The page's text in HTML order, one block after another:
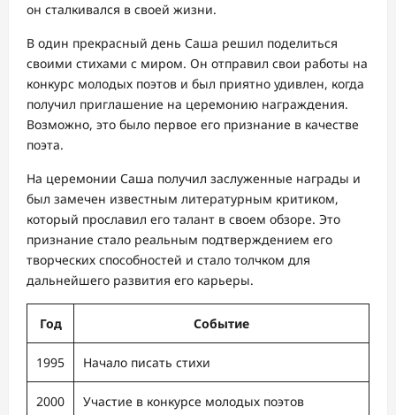
он сталкивался в своей жизни.
В один прекрасный день Саша решил поделиться
своими стихами с миром. Он отправил свои работы на
конкурс молодых поэтов и был приятно удивлен, когда
получил приглашение на церемонию награждения.
Возможно, это было первое его признание в качестве
поэта.
На церемонии Саша получил заслуженные награды и
был замечен известным литературным критиком,
который прославил его талант в своем обзоре. Это
признание стало реальным подтверждением его
творческих способностей и стало толчком для
дальнейшего развития его карьеры.
Год Событие
1995 Начало писать стихи
2000 Участие в конкурсе молодых поэтов